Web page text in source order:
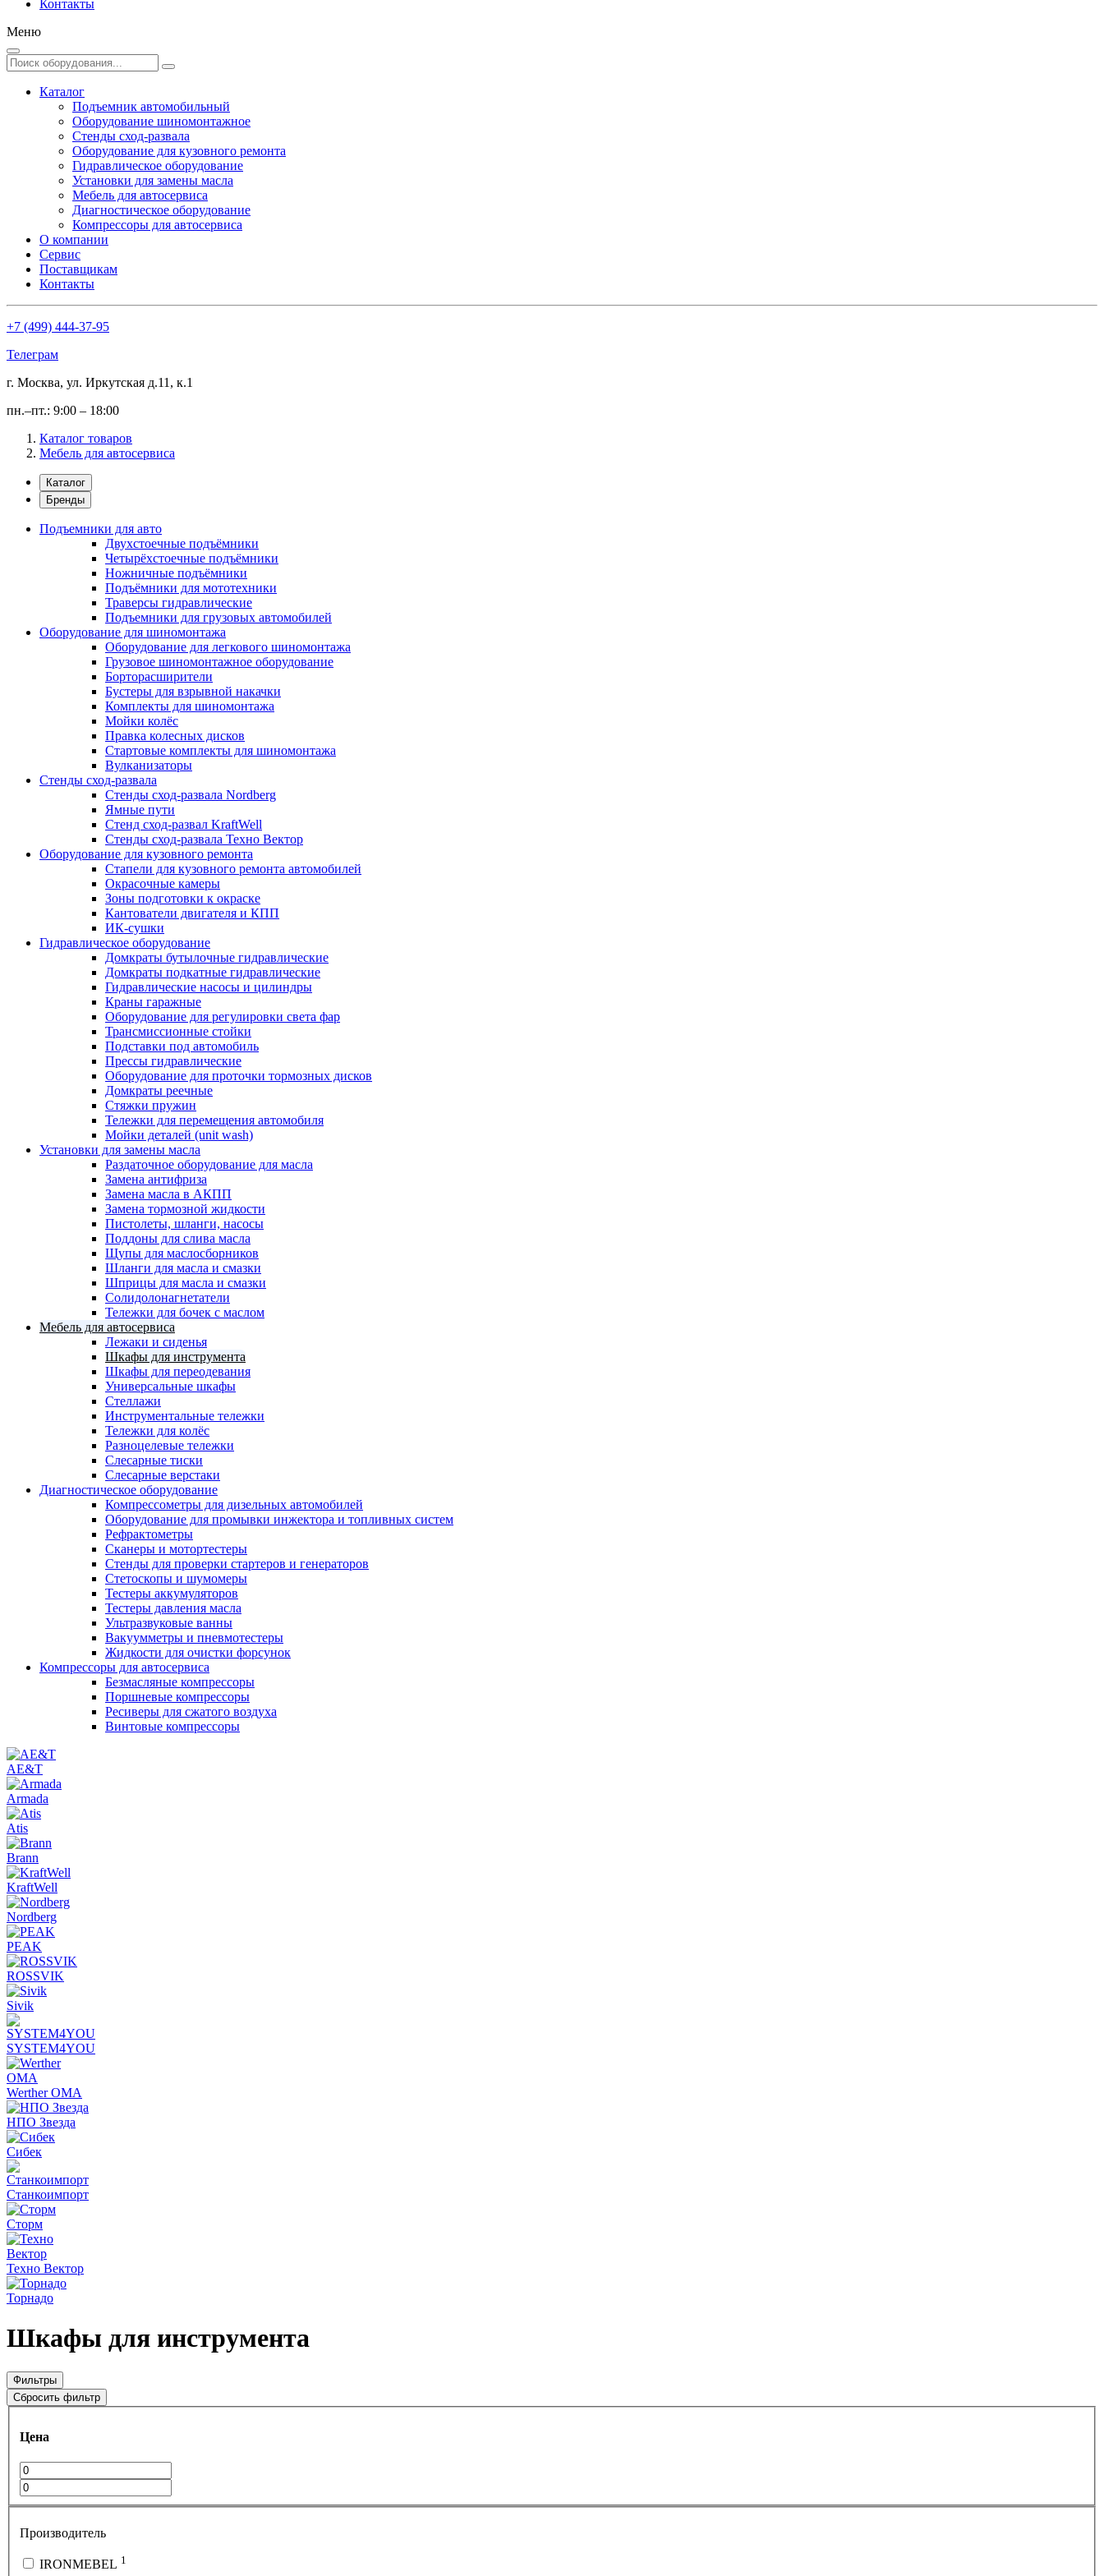
Контакты
Меню
Каталог
Подъемник автомобильный
Оборудование шиномонтажное
Стенды сход-развала
Оборудование для кузовного ремонта
Гидравлическое оборудование
Установки для замены масла
Мебель для автосервиса
Диагностическое оборудование
Компрессоры для автосервиса
О компании
Сервис
Поставщикам
Контакты
+7 (499) 444-37-95
Телеграм
г. Москва, ул. Иркутская д.11, к.1
пн.–пт.: 9:00 – 18:00
Каталог товаров
Мебель для автосервиса
Каталог
Бренды
Подъемники для авто
Двухстоечные подъёмники
Четырёхстоечные подъёмники
Ножничные подъёмники
Подъёмники для мототехники
Траверсы гидравлические
Подъемники для грузовых автомобилей
Оборудование для шиномонтажа
Оборудование для легкового шиномонтажа
Грузовое шиномонтажное оборудование
Борторасширители
Бустеры для взрывной накачки
Комплекты для шиномонтажа
Мойки колёс
Правка колесных дисков
Стартовые комплекты для шиномонтажа
Вулканизаторы
Стенды сход-развала
Стенды сход-развала Nordberg
Ямные пути
Стенд сход-развал KraftWell
Стенды сход-развала Техно Вектор
Оборудование для кузовного ремонта
Стапели для кузовного ремонта автомобилей
Окрасочные камеры
Зоны подготовки к окраске
Кантователи двигателя и КПП
ИК-сушки
Гидравлическое оборудование
Домкраты бутылочные гидравлические
Домкраты подкатные гидравлические
Гидравлические насосы и цилиндры
Краны гаражные
Оборудование для регулировки света фар
Трансмиссионные стойки
Подставки под автомобиль
Прессы гидравлические
Оборудование для проточки тормозных дисков
Домкраты реечные
Стяжки пружин
Тележки для перемещения автомобиля
Мойки деталей (unit wash)
Установки для замены масла
Раздаточное оборудование для масла
Замена антифриза
Замена масла в АКПП
Замена тормозной жидкости
Пистолеты, шланги, насосы
Поддоны для слива масла
Щупы для маслосборников
Шланги для масла и смазки
Шприцы для масла и смазки
Солидолонагнетатели
Тележки для бочек с маслом
Мебель для автосервиса
Лежаки и сиденья
Шкафы для инструмента
Шкафы для переодевания
Универсальные шкафы
Стеллажи
Инструментальные тележки
Тележки для колёс
Разноцелевые тележки
Слесарные тиски
Слесарные верстаки
Диагностическое оборудование
Компрессометры для дизельных автомобилей
Оборудование для промывки инжектора и топливных систем
Рефрактометры
Сканеры и мотортестеры
Стенды для проверки стартеров и генераторов
Стетоскопы и шумомеры
Тестеры аккумуляторов
Тестеры давления масла
Ультразвуковые ванны
Вакуумметры и пневмотестеры
Жидкости для очистки форсунок
Компрессоры для автосервиса
Безмасляные компрессоры
Поршневые компрессоры
Ресиверы для сжатого воздуха
Винтовые компрессоры
AE&T
Armada
Atis
Brann
KraftWell
Nordberg
PEAK
ROSSVIK
Sivik
SYSTEM4YOU
Werther OMA
НПО Звезда
Сибек
Станкоимпорт
Сторм
Техно Вектор
Торнадо
Шкафы для инструмента
Фильтры
Сбросить фильтр
Цена
Производитель
IRONMEBEL 1